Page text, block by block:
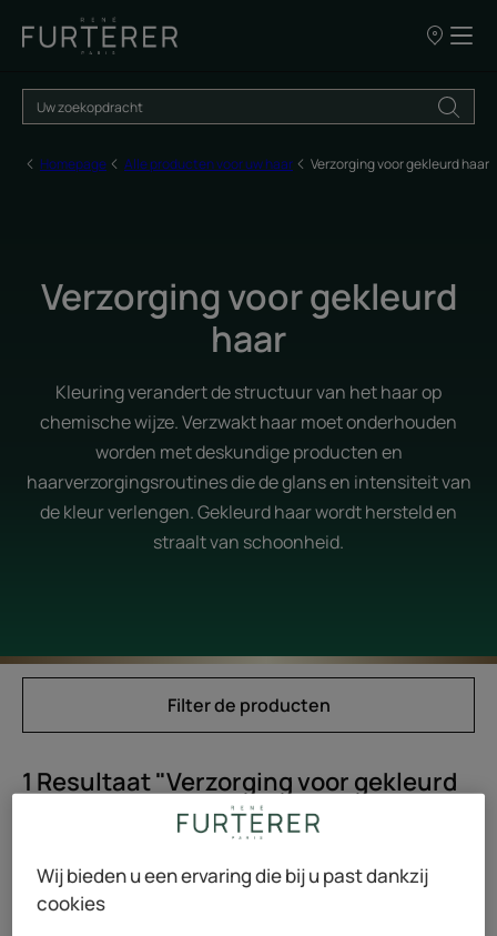
ONZE
Homepage Alle producten voor uw haar Verzorging voor gekleurd haar
Verzorging voor gekleurd
haar
Kleuring verandert de structuur van het haar op
chemische wijze. Verzwakt haar moet onderhouden
worden met deskundige producten en
haarverzorgingsroutines die de glans en intensiteit van
de kleur verlengen. Gekleurd haar wordt hersteld en
straalt van schoonheid.
Filter de producten
1 Resultaat "Verzorging voor gekleurd
verzorgingsmasker
Wij bieden u een ervaring die bij u past dankzij
cookies